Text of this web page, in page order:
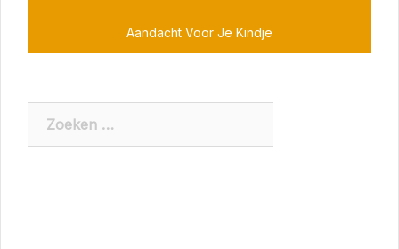
Aandacht Voor Je Kindje